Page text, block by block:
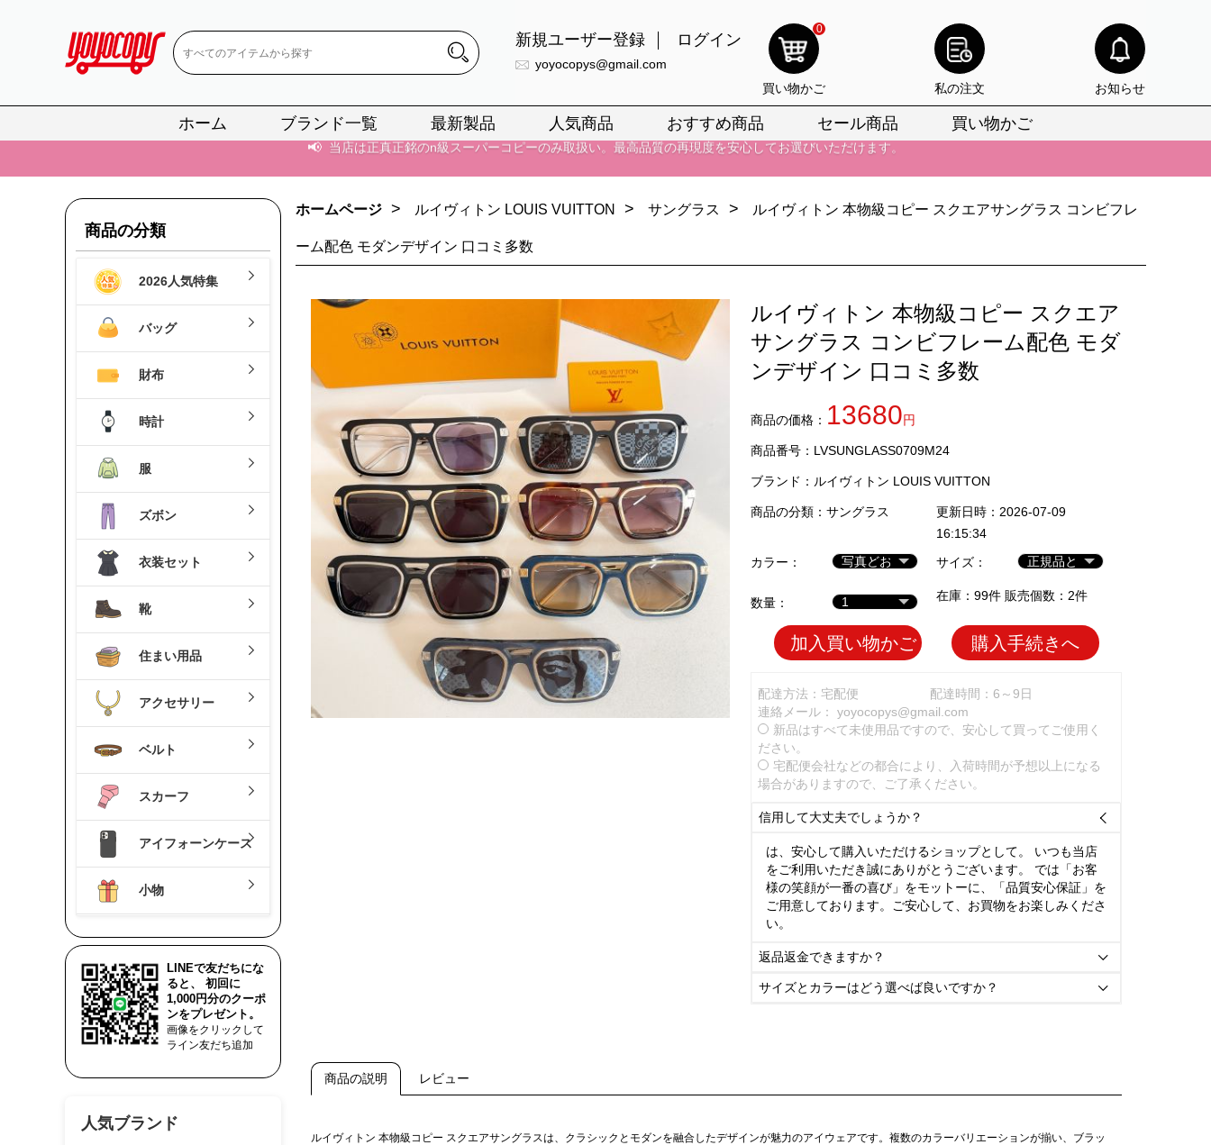
新規ユーザー登録 ログイン
yoyocopys@gmail.com
0
買い物かご 私の注文 お知らせ
ホーム ブランド一覧 最新製品 人気商品 おすすめ商品 セール商品 買い物かご
2026春の新作続々更新中！期間中のご注文でお得な割引をご利用いただけます。
新作入荷！ルイ・ヴィトンスーパーコピー バッグ最新モデルが登場。上質な仕上がりをお見逃しなく。
📢 当店は正真正銘のn級スーパーコピーのみ取扱い。最高品質の再現度を安心してお選びいただけます。
📢 2026春の新作続々更新中！期間中のご注文でお得な割引をご利用いただけます。
商品の分類
2026人気特集
バッグ
財布
時計
服
ズボン
衣装セット
靴
住まい用品
アクセサリー
ベルト
スカーフ
アイフォーンケース
小物
LINEで友だちにな
ると、 初回に
1,000円分のクーポ
ンをプレゼント。
画像をクリックして
ライン友だち追加
人気ブランド
ホームページ > ルイヴィトン LOUIS VUITTON > サングラス > ルイヴィトン 本物級コピー スクエアサングラス コンビフレ
ーム配色 モダンデザイン 口コミ多数
ルイヴィトン 本物級コピー スクエア
サングラス コンビフレーム配色 モダ
ンデザイン 口コミ多数
商品の価格： 13680円
商品番号：LVSUNGLASS0709M24
ブランド： ルイヴィトン LOUIS VUITTON
商品の分類： サングラス
更新日時：2026-07-09
16:15:34
カラー：
サイズ：
数量： 在庫：99件 販売個数：2件
加入買い物かご 購入手続きへ
配達方法：宅配便
配達時間：6～9日
連絡メール： yoyocopys@gmail.com
新品はすべて未使用品ですので、安心して買ってご使用く
ださい。
宅配便会社などの都合により、入荷時間が予想以上になる
場合がありますので、ご了承ください。
信用して大丈夫でしょうか？ 
は、安心して購入いただけるショップとして。 いつも当店
をご利用いただき誠にありがとうございます。 では「お客
様の笑顔が一番の喜び」をモットーに、「品質安心保証」を
ご用意しております。ご安心して、お買物をお楽しみくださ
い。
返品返金できますか？ 
サイズとカラーはどう選べば良いですか？ 
商品の説明 レビュー
ルイヴィトン 本物級コピー スクエアサングラスは、クラシックとモダンを融合したデザインが魅力のアイウェアです。複数のカラーバリエーションが揃い、ブラッ